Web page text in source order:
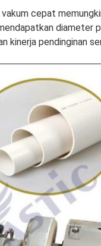
cepat
diameter
kinerja pendinginan